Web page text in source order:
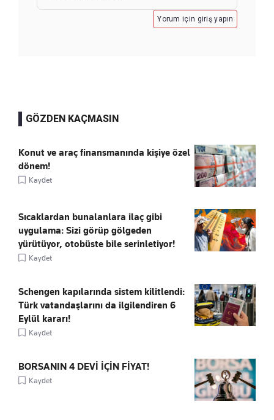
Yorum için giriş yapın
GÖZDEN KAÇMASIN
Konut ve araç finansmanında kişiye özel
dönem!
Kaydet
Sıcaklardan bunalanlara ilaç gibi
uygulama: Sizi görüp gölgeden
yürütüyor, otobüste bile serinletiyor!
Kaydet
Schengen kapılarında sistem kilitlendi:
Türk vatandaşlarını da ilgilendiren 6
Eylül kararı!
Kaydet
BORSANIN 4 DEVİ İÇİN FİYAT!
Kaydet